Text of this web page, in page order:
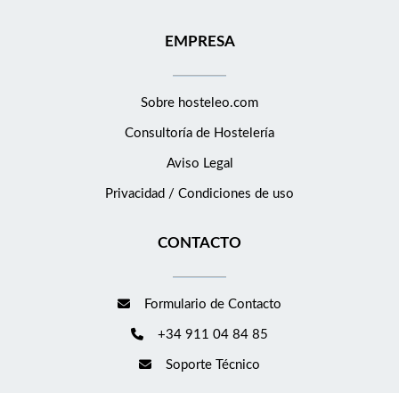
EMPRESA
Sobre hosteleo.com
Consultoría de Hostelería
Aviso Legal
Privacidad / Condiciones de uso
CONTACTO
Formulario de Contacto
+34 911 04 84 85
Soporte Técnico